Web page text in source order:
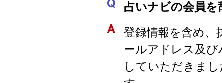
占いナビの会員
登録情報を含め、
ールアドレス及
していただきま